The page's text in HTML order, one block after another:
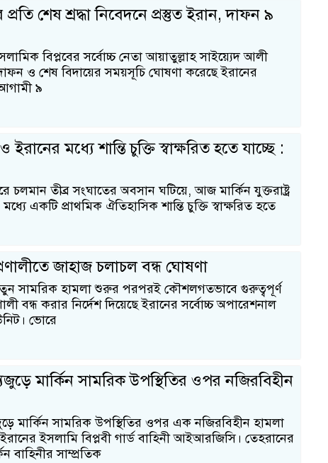
প্রতি শেষ শ্রদ্ধা নিবেদনে প্রস্তুত ইরান, দাফন ৯
বিপ্লবের সর্বোচ্চ নেতা আয়াতুল্লাহ সাইয়্যেদ আলী
ও শেষ বিদায়ের সময়সূচি ঘোষণা করেছে ইরানের
৯
ও ইরানের মধ্যে শান্তি চুক্তি স্বাক্ষরিত হতে যাচ্ছে :
চলমান তীব্র সংঘাতের অবসান ঘটিয়ে, আজ মার্কিন যুক্তরাষ্ট্র
একটি প্রাথমিক ঐতিহাসিক শান্তি চুক্তি স্বাক্ষরিত হতে
জাহাজ চলাচল বন্ধ ঘোষণা
নতুন সামরিক হামলা শুরুর পরপরই কৌশলগতভাবে গুরুত্বপূর্ণ
বন্ধ করার নির্দেশ দিয়েছে ইরানের সর্বোচ্চ অপারেশনাল
ভোরে
মার্কিন সামরিক উপস্থিতির ওপর নজিরবিহীন
মার্কিন সামরিক উপস্থিতির ওপর এক নজিরবিহীন হামলা
ইসলামি বিপ্লবী গার্ড বাহিনী আইআরজিসি। তেহরানের
বাহিনীর সাম্প্রতিক